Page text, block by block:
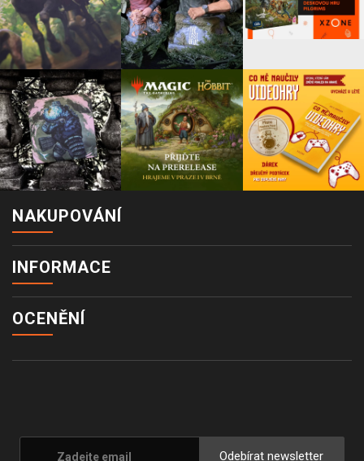
NAKUPOVÁNÍ
INFORMACE
OCENĚNÍ
Odebírat newsletter